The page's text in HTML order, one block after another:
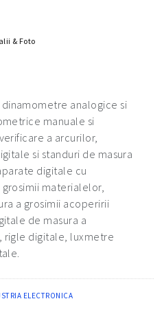
& Foto
dinamometre analogice si
manuale si
a arcurilor,
si standuri de masura
digitale cu
materialelor,
a grosimii acoperirii
de masura a
rigle digitale, luxmetre
ELECTRONICA